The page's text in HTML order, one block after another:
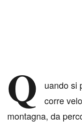
Q
uando si
corre
montagna, da